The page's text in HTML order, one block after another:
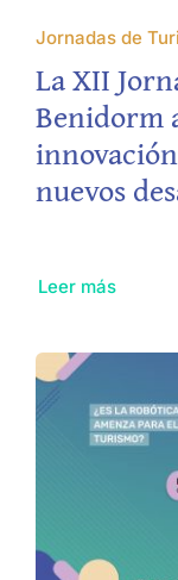
Jornadas de
La XII
Benidorm
nuevos
Leer más